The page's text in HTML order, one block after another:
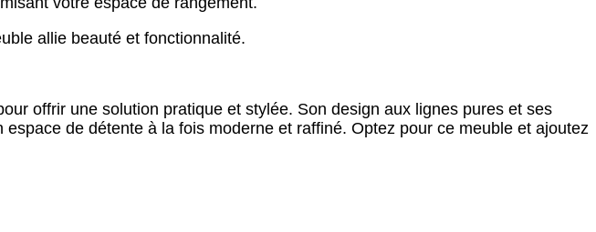
allie beauté et fonctionnalité.
offrir une solution pratique et stylée. Son design aux lignes pures et ses
de détente à la fois moderne et raffiné. Optez pour ce meuble et ajoutez